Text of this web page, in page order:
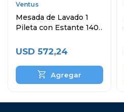
Ventus
Mesada de Lavado 1
Pileta con Estante 140
Inoxidable
USD 572,24